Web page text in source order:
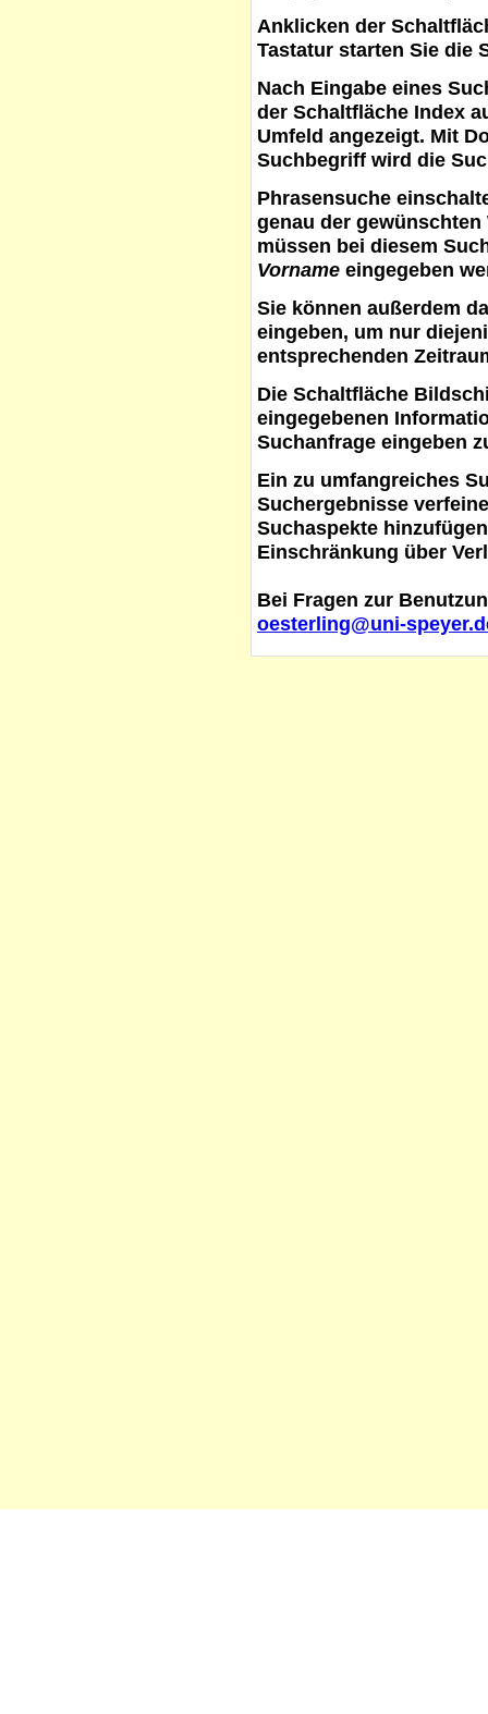
Anklicken der
Tastatur starten Sie die
Nach Eingabe eines
der Schaltfläche Index
Umfeld angezeigt. Mit
Suchbegriff wird die
Phrasensuche
genau der
müssen bei diesem
Vorname eingegeben
Sie können außerdem
eingeben, um nur
entsprechenden
Die Schaltfläche
eingegebenen
Suchanfrage eingeben
Ein zu umfangreiches
Suchergebnisse
Suchaspekte
Einschränkung über
Bei Fragen zur
oesterling@uni-